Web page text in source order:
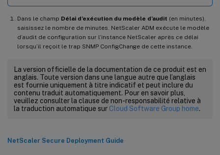
Dans le champ Délai d’exécution du modèle d’audit (en minutes),
saisissez le nombre de minutes. NetScaler ADM exécute le modèle
d’audit de configuration sur l’instance NetScaler après ce délai
lorsqu’il reçoit le trap SNMP ConfigChange de cette instance.
La version officielle de la documentation de ce produit est en
anglais. Toute version dans une langue autre que l’anglais
est fournie uniquement à titre indicatif et peut inclure du
contenu traduit automatiquement. Pour en savoir plus,
veuillez consulter la clause de non-responsabilité relative à
la traduction automatique sur Cloud Software Group home.
NetScaler Secure Deployment Guide